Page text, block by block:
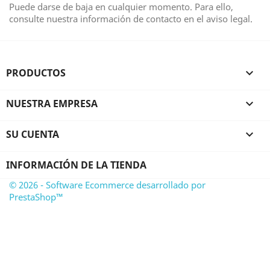
Puede darse de baja en cualquier momento. Para ello,
consulte nuestra información de contacto en el aviso legal.
PRODUCTOS 
NUESTRA EMPRESA 
SU CUENTA 
INFORMACIÓN DE LA TIENDA
© 2026 - Software Ecommerce desarrollado por
PrestaShop™